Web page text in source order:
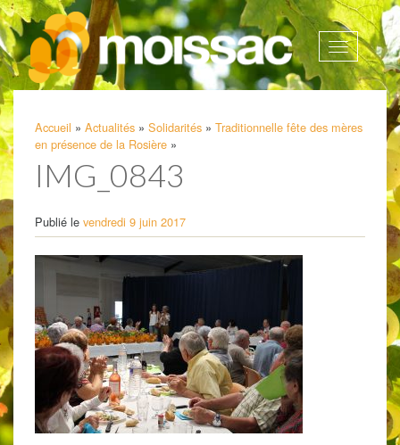
Afficher
la
Accueil » Actualités » Solidarités » Traditionnelle fête des mères
en présence de la Rosière »
IMG_0843
Publié le vendredi 9 juin 2017